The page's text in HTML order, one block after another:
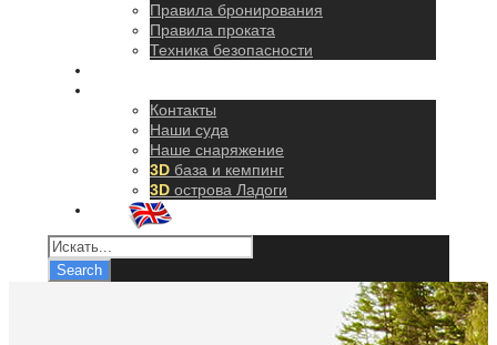
Правила бронирования
Правила проката
Техника безопасности
Контакты
Наши суда
Наше снаряжение
3D база и кемпинг
3D острова Ладоги